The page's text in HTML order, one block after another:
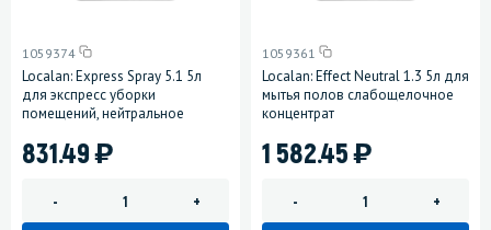
1059374
Localan: Express Spray 5.1 5л
для экспресс уборки
помещений, нейтральное
831.49)
- +
1059361
Localan: Effect Neutral 1.3 5л для
мытья полов слабощелочное
концентрат
1 582.45)
- +